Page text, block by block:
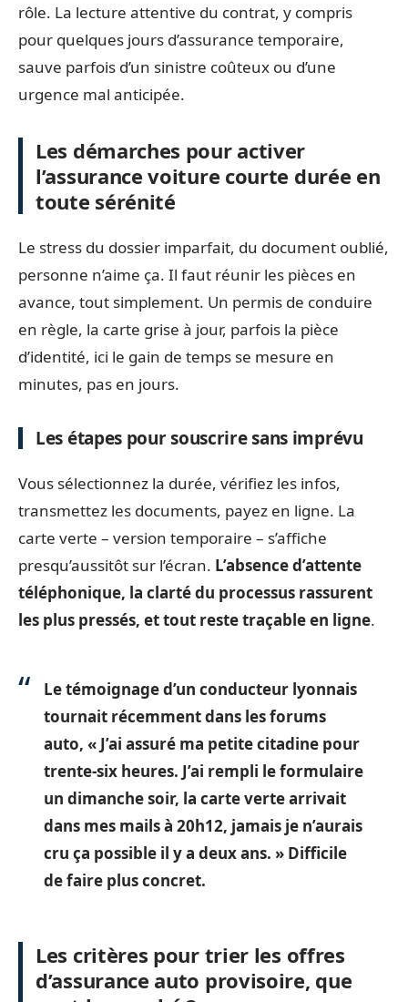
rôle. La lecture attentive du contrat, y compris
pour quelques jours d’assurance temporaire,
sauve parfois d’un sinistre coûteux ou d’une
urgence mal anticipée.
Les démarches pour activer
l’assurance voiture courte durée en
toute sérénité
Le stress du dossier imparfait, du document oublié,
personne n’aime ça. Il faut réunir les pièces en
avance, tout simplement. Un permis de conduire
en règle, la carte grise à jour, parfois la pièce
d’identité, ici le gain de temps se mesure en
minutes, pas en jours.
Les étapes pour souscrire sans imprévu
Vous sélectionnez la durée, vérifiez les infos,
transmettez les documents, payez en ligne. La
carte verte – version temporaire – s’affiche
presqu’aussitôt sur l’écran. L’absence d’attente
téléphonique, la clarté du processus rassurent
les plus pressés, et tout reste traçable en ligne.
Le témoignage d’un conducteur lyonnais
tournait récemment dans les forums
auto, « J’ai assuré ma petite citadine pour
trente-six heures. J’ai rempli le formulaire
un dimanche soir, la carte verte arrivait
dans mes mails à 20h12, jamais je n’aurais
cru ça possible il y a deux ans. » Difficile
de faire plus concret.
Les critères pour trier les offres
d’assurance auto provisoire, que